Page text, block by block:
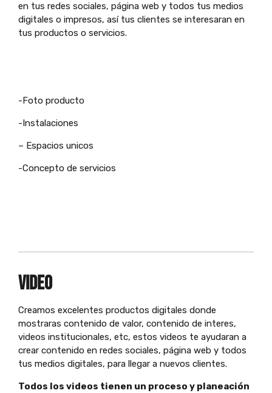
en tus redes sociales, página web y todos tus medios
digitales o impresos, así tus clientes se interesaran en
tus productos o servicios.
-Foto producto
-Instalaciones
– Espacios unicos
-Concepto de servicios
VIDEO
Creamos excelentes productos digitales donde
mostraras contenido de valor, contenido de interes,
videos institucionales, etc, estos videos te ayudaran a
crear contenido en redes sociales, página web y todos
tus medios digitales, para llegar a nuevos clientes.
Todos los videos tienen un proceso y planeación